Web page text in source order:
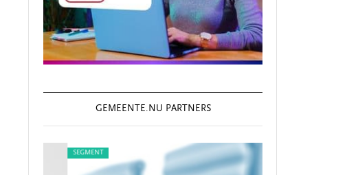
GEMEENTE.NU PARTNERS
SEGMENT